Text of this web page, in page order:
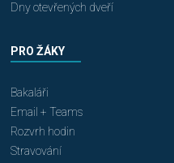
Dny otevřených dveří
PRO ŽÁKY
Bakaláři
Email + Teams
Rozvrh hodin
Stravování